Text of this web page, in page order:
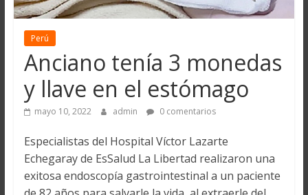
Perú
Anciano tenía 3 monedas
y llave en el estómago
mayo 10, 2022 admin 0 comentarios
Especialistas del Hospital Víctor Lazarte
Echegaray de EsSalud La Libertad realizaron una
exitosa endoscopía gastrointestinal a un paciente